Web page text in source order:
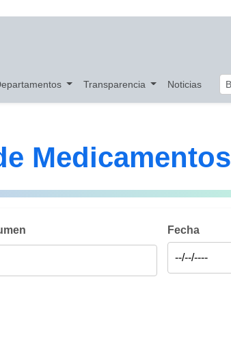
Transparencia Noticias
Medicamentos
Fecha